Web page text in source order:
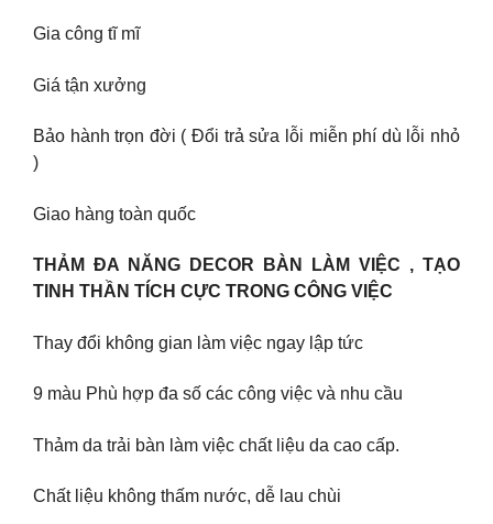
Gia công tĩ mĩ
Giá tận xưởng
Bảo hành trọn đời ( Đổi trả sửa lỗi miễn phí dù lỗi nhỏ
)
Giao hàng toàn quốc
THẢM ĐA NĂNG DECOR BÀN LÀM VIỆC , TẠO
TINH THẦN TÍCH CỰC TRONG CÔNG VIỆC
Thay đổi không gian làm việc ngay lập tức
9 màu Phù hợp đa số các công việc và nhu cầu
Thảm da trải bàn làm việc chất liệu da cao cấp.
Chất liệu không thấm nước, dễ lau chùi